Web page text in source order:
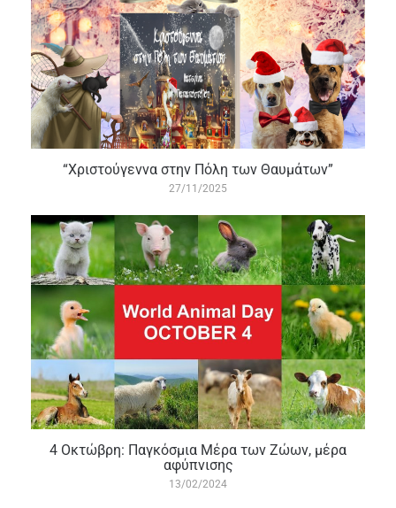
“Χριστούγεννα στην Πόλη των Θαυμάτων”
27/11/2025
4 Οκτώβρη: Παγκόσμια Μέρα των Ζώων, μέρα
αφύπνισης
13/02/2024